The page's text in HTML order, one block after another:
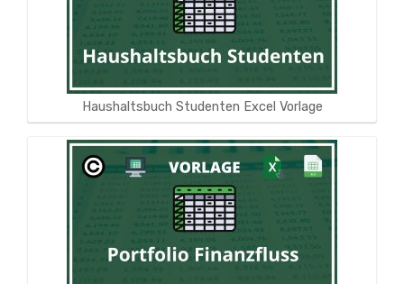
Haushaltsbuch Studenten Excel Vorlage